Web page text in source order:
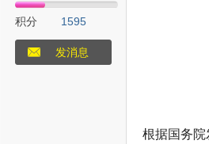
积分 1595
发消息
根据国务院